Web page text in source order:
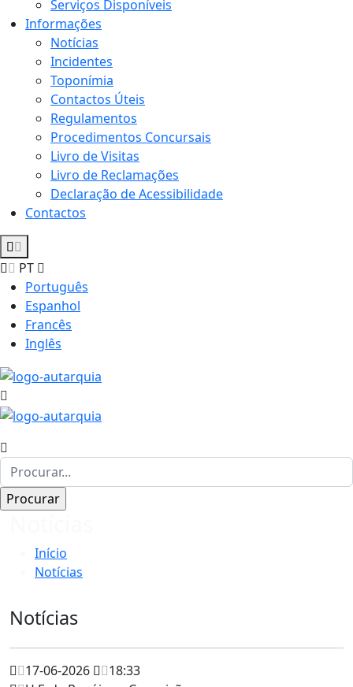
Serviços Disponíveis
Informações
Notícias
Incidentes
Toponímia
Contactos Úteis
Regulamentos
Procedimentos Concursais
Livro de Visitas
Livro de Reclamações
Declaração de Acessibilidade
Contactos
PT
Português
Espanhol
Francês
Inglês
Início
Notícias
Notícias
17-06-2026
18:33